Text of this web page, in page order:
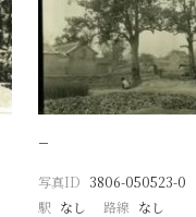
−
写真ID 3806-050523-0
駅 なし 路線 なし